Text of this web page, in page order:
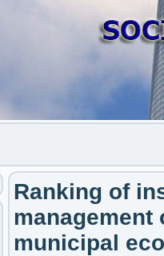
Ranking of
management
municipal